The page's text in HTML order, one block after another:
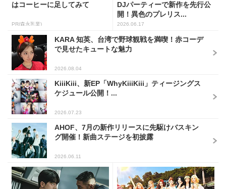
はコーヒーに足してみて
PR(森永乳業)
DJパーティーで新作を先行公
開！異色のプレリス...
2026.06.17
KARA 知英、台湾で野球観戦を満喫！赤コーデ
で見せたキュートな魅力
2026.08.04
KiiiKiii、新EP「WhyKiiiKiii」ティージングス
ケジュール公開！...
2026.07.23
AHOF、7月の新作リリースに先駆けバスキン
グ開催！新曲ステージを初披露
2026.06.11